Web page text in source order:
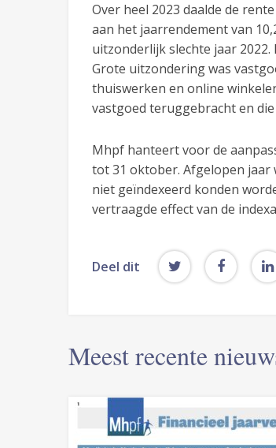
Over heel 2023 daalde de
aan het jaarrendement van
uitzonderlijk slechte jaar
Grote uitzondering was
thuiswerken en online
vastgoed teruggebracht en
Mhpf hanteert voor de
tot 31 oktober. Afgelopen jaar
niet geïndexeerd konden
vertraagde effect van de
Deel dit
Meest recente